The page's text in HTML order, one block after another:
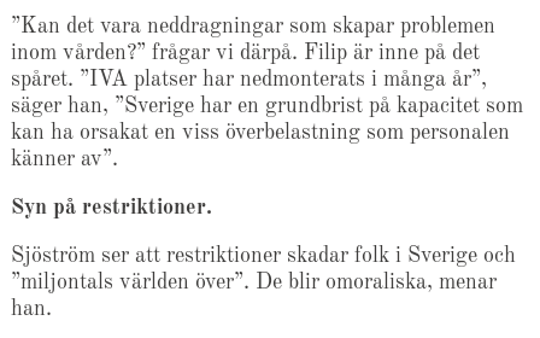
”Kan det vara neddragningar som skapar problemen
inom vården?” frågar vi därpå. Filip är inne på det
spåret. ”IVA platser har nedmonterats i många år”,
säger han, ”Sverige har en grundbrist på kapacitet som
kan ha orsakat en viss överbelastning som personalen
känner av”.
Syn på restriktioner.
Sjöström ser att restriktioner skadar folk i Sverige och
”miljontals världen över”. De blir omoraliska, menar
han.